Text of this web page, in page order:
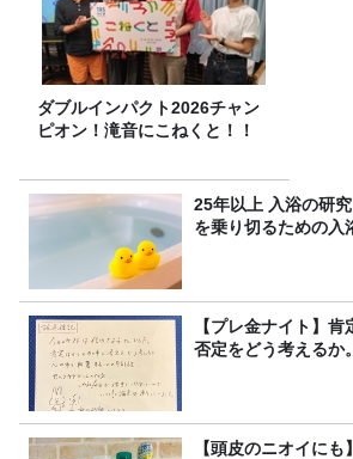
ダブルインパクト2026チャン
ピオン！滝音にこねくと！！
25年以上 入浴の研
を乗り切るための入
【プレ金ナイト】
否定をどう考えるか。
【頭皮のニオイに